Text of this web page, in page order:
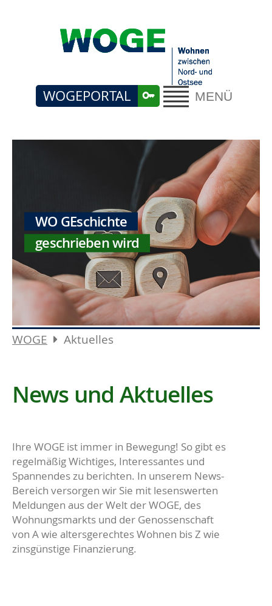
MENÜ
WOGEPORTAL
WO GEschichte
geschrieben wird
WOGE Aktuelles
News und Aktuelles
Ihre WOGE ist immer in Bewegung! So gibt es
regelmäßig Wichtiges, Interessantes und
Spannendes zu berichten. In unserem News-
Bereich versorgen wir Sie mit lesenswerten
Meldungen aus der Welt der WOGE, des
Wohnungsmarkts und der Genossenschaft
von A wie altersgerechtes Wohnen bis Z wie
zinsgünstige Finanzierung.